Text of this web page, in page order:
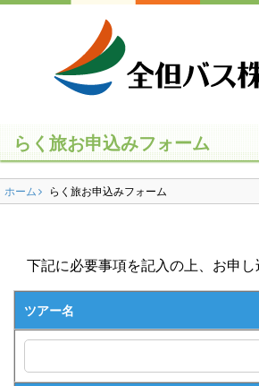
初めての方
乗合バス（路線バス・高速バス）
一般路線バス
営業所のご案内
貸切バス・ツアー
らく旅お申込みフォーム
ホーム らく旅お申込みフォーム
下記に必要事項を記入の上、お申し
ツアー名